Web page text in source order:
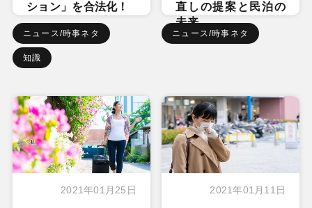
ション」を合法化！
ニュース/時事ネタ
知識
直しの提案と民泊の
未来
ニュース/時事ネタ
2021年01月25日 2021年01月11日